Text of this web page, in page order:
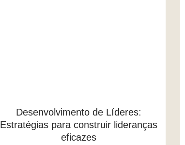
Desenvolvimento de Líderes:
Estratégias para construir lideranças
eficazes